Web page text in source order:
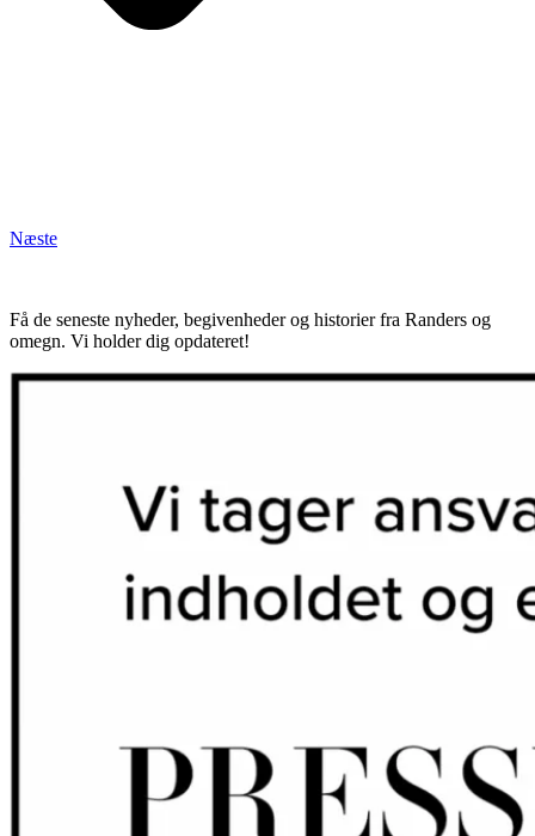
Næste
Få de seneste nyheder, begivenheder og historier fra Randers og
omegn. Vi holder dig opdateret!